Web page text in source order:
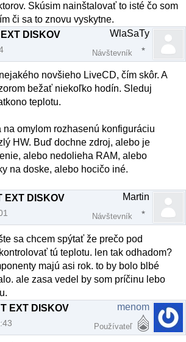
Skúsim nainštalovať to isté čo som
či sa to znovu vyskytne.
DISKOV
WlaSaTy
Návštevník
novšieho LiveCD, čím skôr. A
bežať niekoľko hodín. Sleduj
teplotu.
na omylom rozhasenú konfiguráciu
HW. Buď dochne zdroj, alebo je
alebo nedolieha RAM, alebo
na doske, alebo hocičo iné.
EXT DISKOV Martin
Návštevník
sa chcem spýtať že prečo pod
tú teplotu. len tak odhadom?
majú asi rok. to by bolo blbé
ale zasa vedel by som príčinu lebo
EXT DISKOV
menom
Používateľ